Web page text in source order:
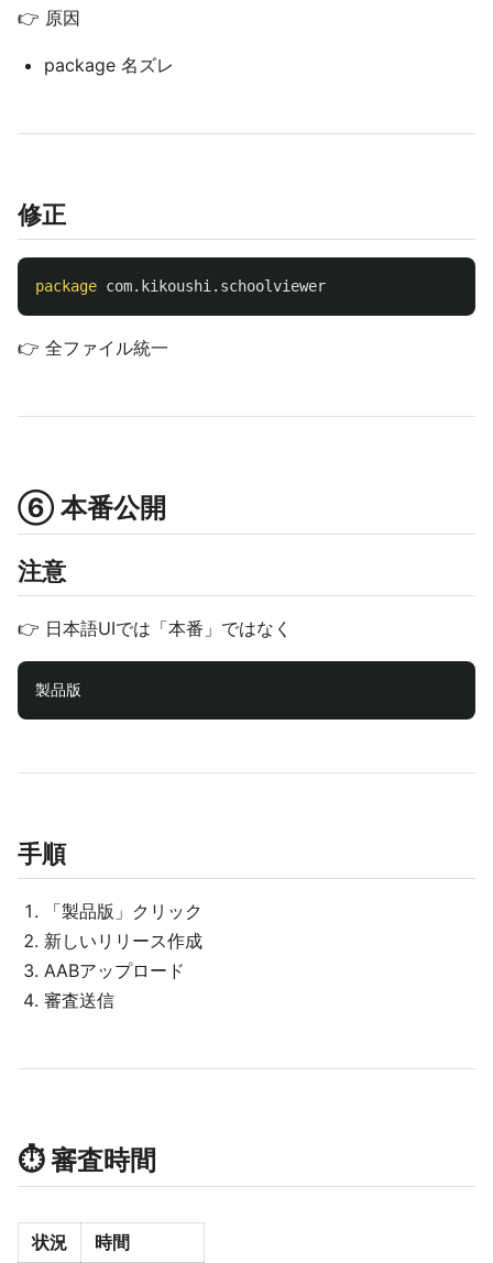
👉 原因
package 名ズレ
修正
package com.kikoushi.schoolviewer
👉 全ファイル統一
⑥ 本番公開
注意
👉 日本語UIでは「本番」ではなく
手順
「製品版」クリック
新しいリリース作成
AABアップロード
審査送信
⏱ 審査時間
状況 時間